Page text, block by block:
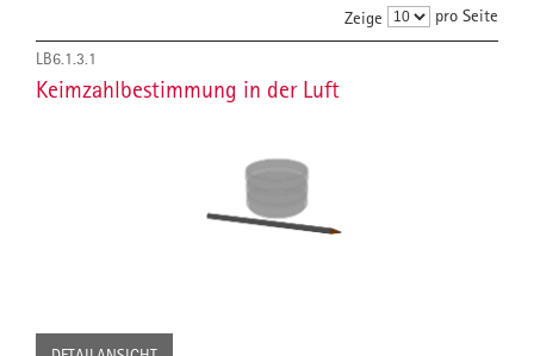
Zeige pro Seite
LB6.1.3.1
Keimzahlbestimmung in der Luft